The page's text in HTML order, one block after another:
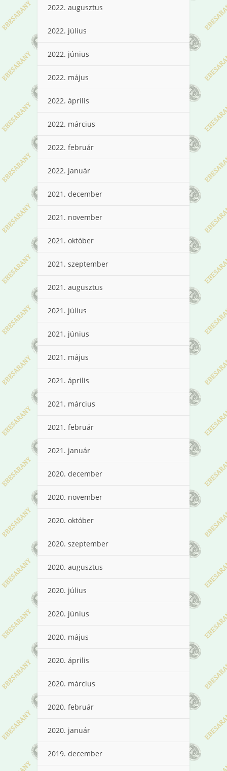
2022. augusztus
2022. július
2022. június
2022. május
2022. április
2022. március
2022. február
2022. január
2021. december
2021. november
2021. október
2021. szeptember
2021. augusztus
2021. július
2021. június
2021. május
2021. április
2021. március
2021. február
2021. január
2020. december
2020. november
2020. október
2020. szeptember
2020. augusztus
2020. július
2020. június
2020. május
2020. április
2020. március
2020. február
2020. január
2019. december